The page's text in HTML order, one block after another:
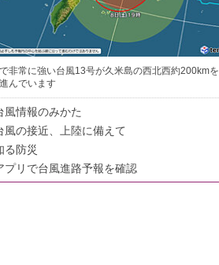
非常に強い台風13号が久米島の西北西約200kmを
んでいます
風情報のみかた
風の接近、上陸に備えて
る防災
プリで台風進路予報を確認